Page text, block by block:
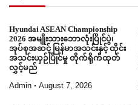
Hyundai ASEAN Championship
2026 အမျိုးသားဘောလုံးပြိုင်ပွဲ၊
အုပ်စုအဆင့် မြန်မာအသင်းနှင့် ထိုင်း
အသင်းယှဉ်ပြိုင်မှု တိုက်ရိုက်ထုတ်
လွှင့်မည်
Admin August 7, 2026